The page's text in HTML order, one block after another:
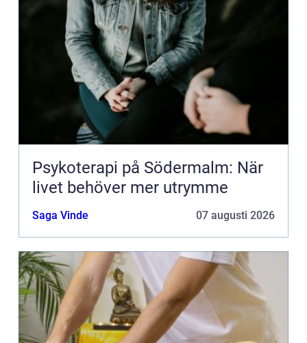
Psykoterapi på Södermalm: När
livet behöver mer utrymme
Saga Vinde 07 augusti 2026